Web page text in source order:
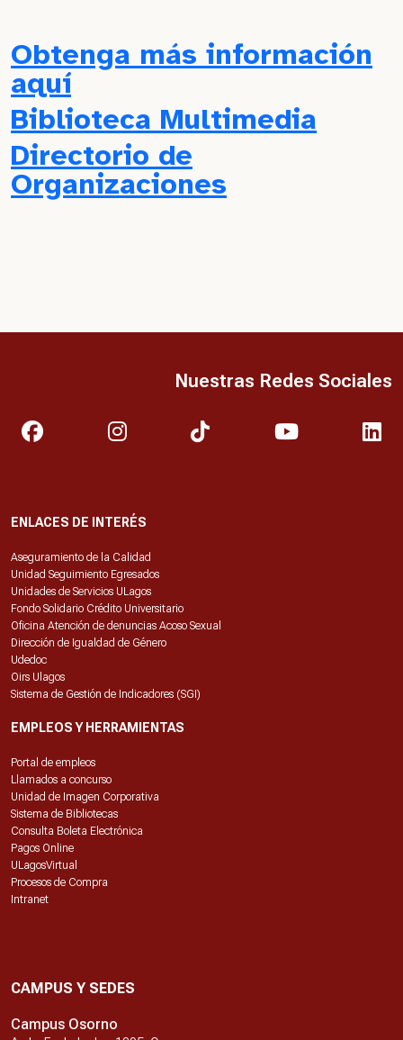
Obtenga más información
aquí
Biblioteca Multimedia
Directorio de
Organizaciones
ENLACES DE INTERÉS
Aseguramiento de la Calidad
Unidad Seguimiento Egresados
Unidades de Servicios ULagos
Fondo Solidario Crédito Universitario
Oficina Atención de denuncias Acoso Sexual
Dirección de Igualdad de Género
Udedoc
Oirs Ulagos
Sistema de Gestión de Indicadores (SGI)
EMPLEOS Y HERRAMIENTAS
Portal de empleos
Llamados a concurso
Unidad de Imagen Corporativa
Sistema de Bibliotecas
Consulta Boleta Electrónica
Pagos Online
ULagosVirtual
Procesos de Compra
Intranet
CAMPUS Y SEDES
Campus Osorno
Nuestras Redes Sociales